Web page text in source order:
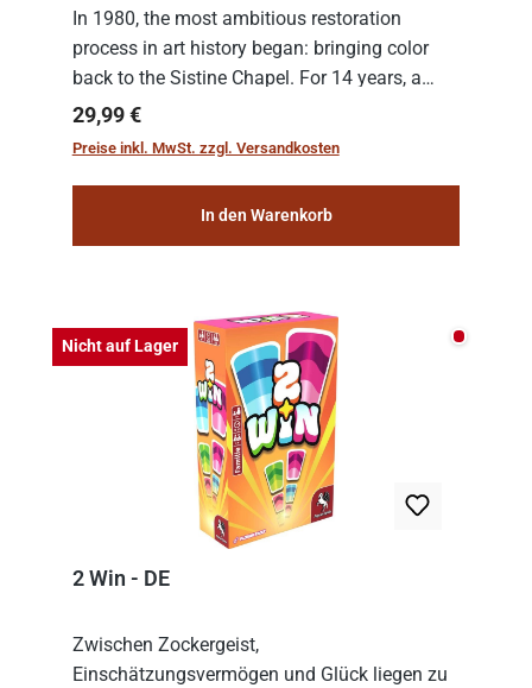
In 1980, the most ambitious restoration
process in art history began: bringing color
back to the Sistine Chapel. For 14 years, a
team of experts from the Vatican undertook
the meticulous job of cleaning and
Regulärer Preis:
29,99 €
Preise inkl. MwSt. zzgl. Versandkosten
In den Warenkorb
Nicht auf Lager Nicht
2 Win - DE
Zwischen Zockergeist,
Einschätzungsvermögen und Glück liegen zu